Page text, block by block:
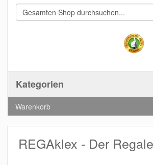
Kategorien
Warenkorb
REGAklex - Der